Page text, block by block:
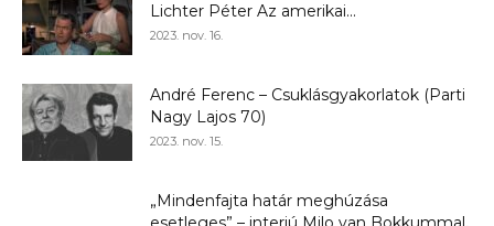
Lichter Péter Az amerikai...
2023. nov. 16.
André Ferenc – Csuklásgyakorlatok (Parti
Nagy Lajos 70)
2023. nov. 15.
„Mindenfajta határ meghúzása